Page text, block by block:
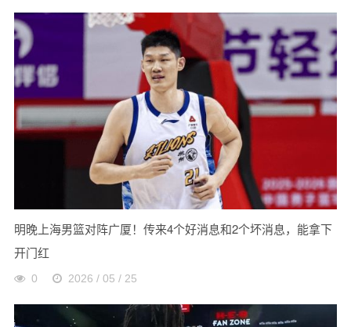
明晚上海男篮对阵广厦！传来4个好消息和2个坏消息，能拿下
开门红
0 2026 / 05 / 25